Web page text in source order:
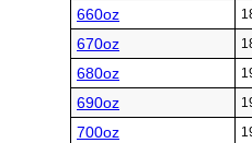
660oz
670oz
680oz
690oz
700oz